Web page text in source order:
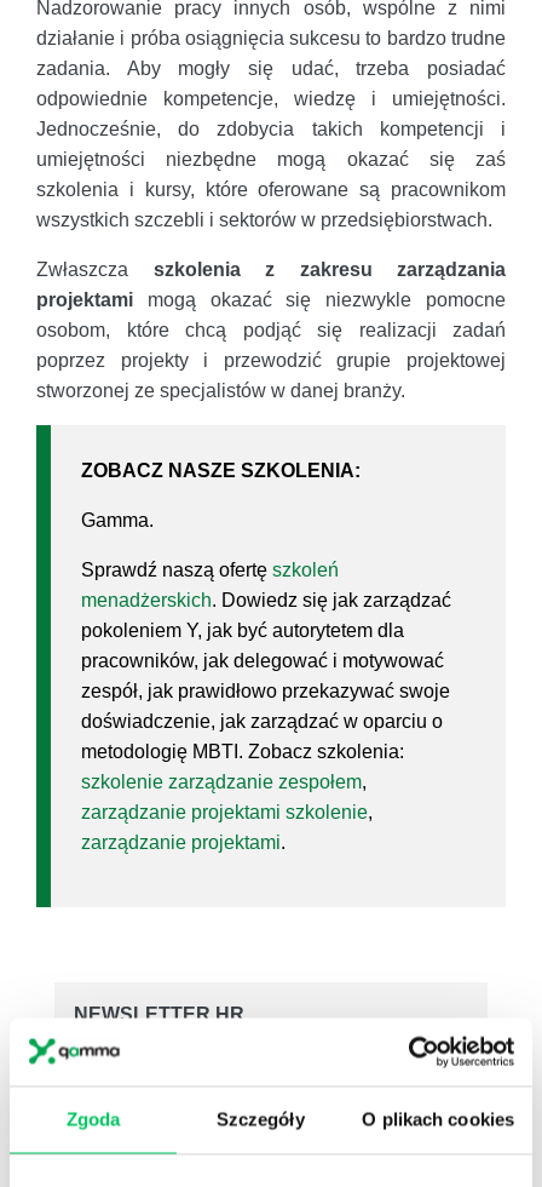
Zgoda Szczegóły O plikach cookies
Nadzorowanie pracy innych osób, wspólne z nimi
działanie i próba osiągnięcia sukcesu to bardzo trudne
zadania. Aby mogły się udać, trzeba posiadać
odpowiednie kompetencje, wiedzę i umiejętności.
Jednocześnie, do zdobycia takich kompetencji i
umiejętności niezbędne mogą okazać się zaś
szkolenia i kursy, które oferowane są pracownikom
wszystkich szczebli i sektorów w przedsiębiorstwach.
Zwłaszcza szkolenia z zakresu zarządzania
projektami mogą okazać się niezwykle pomocne
osobom, które chcą podjąć się realizacji zadań
poprzez projekty i przewodzić grupie projektowej
stworzonej ze specjalistów w danej branży.
ZOBACZ NASZE SZKOLENIA:
Gamma.
Sprawdź naszą ofertę szkoleń
menadżerskich. Dowiedz się jak zarządzać
pokoleniem Y, jak być autorytetem dla
pracowników, jak delegować i motywować
zespół, jak prawidłowo przekazywać swoje
doświadczenie, jak zarządzać w oparciu o
metodologię MBTI. Zobacz szkolenia:
szkolenie zarządzanie zespołem,
zarządzanie projektami szkolenie,
zarządzanie projektami.
NEWSLETTER HR
narzędziowy newsletter
. Rozwijaj się z partnerem,